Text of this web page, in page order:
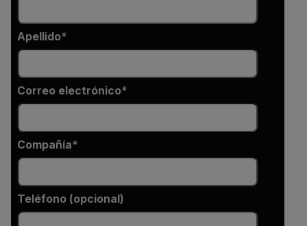
Apellido
Correo electrónico
Compañía
Teléfono (opcional)